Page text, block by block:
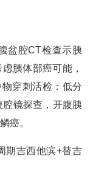
盆腔CT检查示胰
胰体部癌可能，
穿刺活检：低分
镜探查，开腹胰
癌。
期吉西他滨+替吉